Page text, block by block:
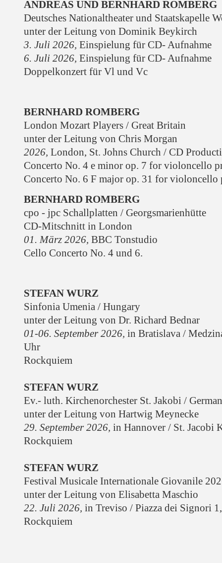
ANDREAS UND BERNHARD ROMBERG
Deutsches Nationaltheater und Staatskapelle
unter der Leitung von Dominik Beykirch
3. Juli 2026, Einspielung für CD- Aufnahme
6. Juli 2026, Einspielung für CD- Aufnahme
Doppelkonzert für Vl und Vc
BERNHARD ROMBERG
London Mozart Players / Great Britain
unter der Leitung von Chris Morgan
2026, London, St. Johns Church / CD
Concerto No. 4 e minor op. 7 for violoncello
Concerto No. 6 F major op. 31 for violoncello
BERNHARD ROMBERG
cpo - jpc Schallplatten / Georgsmarienhütte
CD-Mitschnitt in London
01. März 2026, BBC Tonstudio
Cello Concerto No. 4 und 6.
STEFAN WURZ
Sinfonia Umenia / Hungary
unter der Leitung von Dr. Richard Bednar
01-06. September 2026, in Bratislava /
Uhr
Rockquiem
STEFAN WURZ
Ev.- luth. Kirchenorchester St. Jakobi /
unter der Leitung von Hartwig Meynecke
29. September 2026, in Hannover / St. Jacobi
Rockquiem
STEFAN WURZ
Festival Musicale Internationale Giovanile
unter der Leitung von Elisabetta Maschio
22. Juli 2026, in Treviso / Piazza dei Signori
Rockquiem